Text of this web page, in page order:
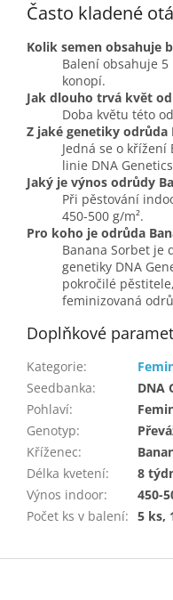
Často kladené
Kolik semen obsahuje
Balení obsahuje
konopí.
Jak dlouho trvá květ
Doba květu této
Z jaké genetiky odrůda
Jedná se o křížení
linie DNA
Jaký je výnos odrůdy
Při pěstování
450-500 g/m².
Pro koho je odrůda
Banana Sorbet je
genetiky DNA
pokročilé
feminizovaná
Doplňkové
Kategorie:
Seedbanka:
DNA
Pohlaví:
Genotyp:
Kříženec:
Délka kvetení:
8
Výnos indoor:
450-
Počet ks v balení: 5 ks,
Z